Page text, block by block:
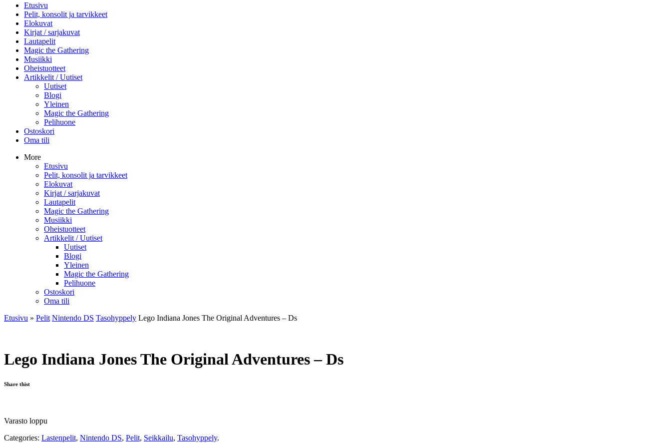
Etusivu
Pelit, konsolit ja tarvikkeet
Elokuvat
Kirjat / sarjakuvat
Lautapelit
Magic the Gathering
Musiikki
Oheistuotteet
Artikkelit / Uutiset
Uutiset
Blogi
Yleinen
Magic the Gathering
Pelihuone
Ostoskori
Oma tili
More
Etusivu
Pelit, konsolit ja tarvikkeet
Elokuvat
Kirjat / sarjakuvat
Lautapelit
Magic the Gathering
Musiikki
Oheistuotteet
Artikkelit / Uutiset
Uutiset
Blogi
Yleinen
Magic the Gathering
Pelihuone
Ostoskori
Oma tili
Etusivu » Pelit Nintendo DS Tasohyppely Lego Indiana Jones The Original Adventures – Ds
Lego Indiana Jones The Original Adventures – Ds
Share thist
Varasto loppu
Categories: Lastenpelit, Nintendo DS, Pelit, Seikkailu, Tasohyppely.